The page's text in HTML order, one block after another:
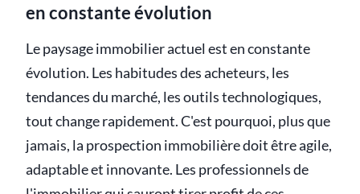
en constante évolution
Le paysage immobilier actuel est en constante
évolution. Les habitudes des acheteurs, les
tendances du marché, les outils technologiques,
tout change rapidement. C'est pourquoi, plus que
jamais, la prospection immobilière doit être agile,
adaptable et innovante. Les professionnels de